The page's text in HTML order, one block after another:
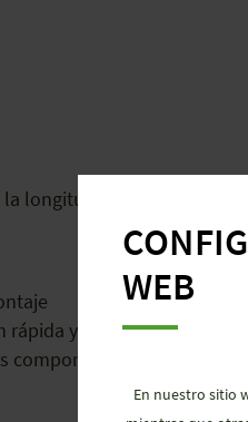
longitud y conectorización
y sin posibilidad de
componentes
WEB
En nuestro sitio